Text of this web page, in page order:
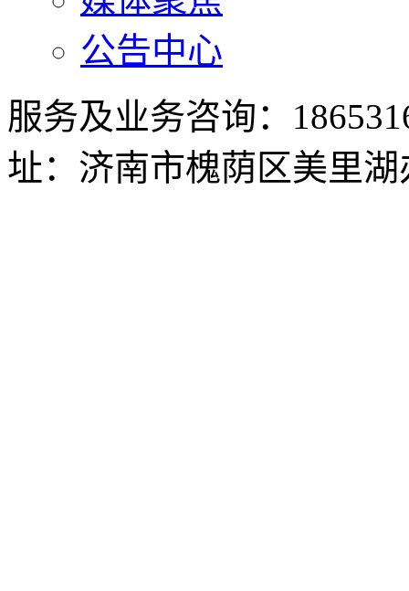
公告中心
服务及业务咨询：
址：济南市槐荫区美里